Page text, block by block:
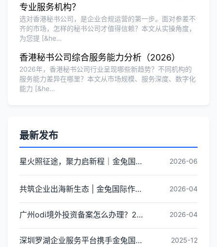
专业服务机构？
选对香港秘书公司，是企业合规运营的第一步。面对参差不
齐的市场，怎样的秘书公司才值得信赖？本文从实操角度，
为您提 [&he…
香港秘书公司综合服务能力分析（2026）
2026年，香港秘书公司行业呈现哪些新趋势？不同机构的
服务能力差异在哪里？本文从市场规模、服务深度、数字化
能力 [&he…
最新发布
星火照征途，聚力启新程｜金兔国际井冈山红色研学团建圆满收官 2026-06
共筑企业出海新生态 | 金兔国际作为代表单位亮相宝安区出海服务中心揭牌仪式 2026-04
广州odi境外投资备案怎么办理？2026年最新流程详解 2026-04
深圳罗湖企业服务平台携手金兔国际ODI备案专家,共建跨境出海全链条服务新生态 2025-12